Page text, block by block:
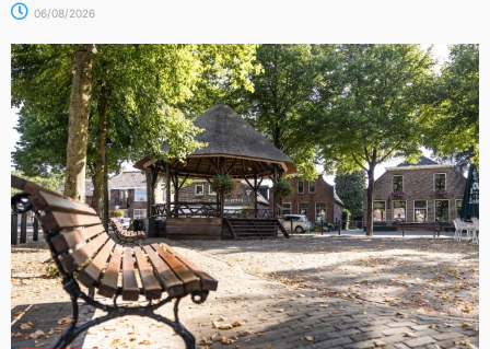
06/08/2026